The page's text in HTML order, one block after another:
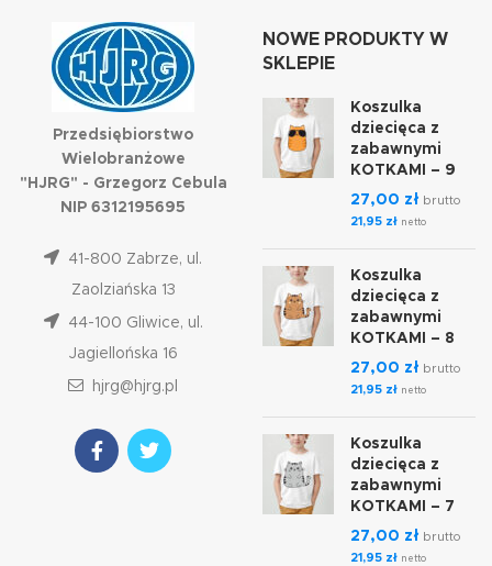
Przedsiębiorstwo
Wielobranżowe
"HJRG" - Grzegorz Cebula
NIP 6312195695
41-800 Zabrze, ul.
Zaolziańska 13
44-100 Gliwice, ul.
Jagiellońska 16
hjrg@hjrg.pl
NOWE PRODUKTY W
SKLEPIE
Koszulka
dziecięca z
zabawnymi
KOTKAMI – 9
27,00 zł brutto
21,95 zł netto
Koszulka
dziecięca z
zabawnymi
KOTKAMI – 8
27,00 zł brutto
21,95 zł netto
Koszulka
dziecięca z
zabawnymi
KOTKAMI – 7
27,00 zł brutto
21,95 zł netto